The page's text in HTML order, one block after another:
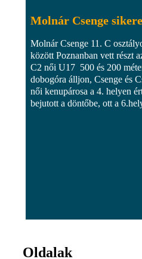
Molnár Csenge sikere
Molnár Csenge 11. C
között Poznanban vett részt
C2 női U17 500 és 200
dobogóra álljon, Csenge és
női kenupárosa a 4. helyen
bejutott a döntőbe, ott a
Oldalak